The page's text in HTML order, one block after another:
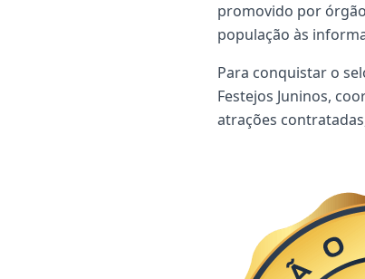
promovido por
população às
Para conquistar o
Festejos Juninos,
atrações